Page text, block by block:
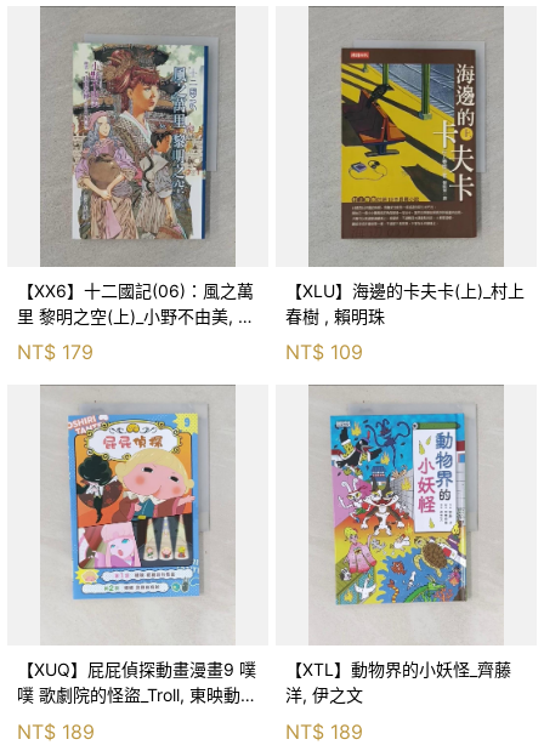
【XX6】十二國記(06)：風之萬
里 黎明之空(上)_小野不由美, 王
蘊潔
NT$ 179
【XLU】海邊的卡夫卡(上)_村上
春樹 , 賴明珠
NT$ 109
【XUQ】屁屁偵探動畫漫畫9 噗
噗 歌劇院的怪盜_Troll, 東映動畫
株式會社, 張東君
NT$ 189
【XTL】動物界的小妖怪_齊藤
洋, 伊之文
NT$ 189